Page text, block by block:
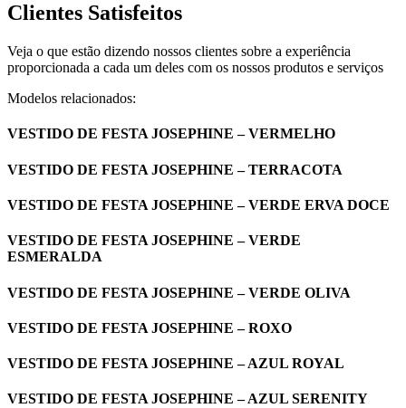
Clientes Satisfeitos
Veja o que estão dizendo nossos clientes sobre a experiência
proporcionada a cada um deles com os nossos produtos e serviços
Modelos relacionados:
VESTIDO DE FESTA JOSEPHINE – VERMELHO
VESTIDO DE FESTA JOSEPHINE – TERRACOTA
VESTIDO DE FESTA JOSEPHINE – VERDE ERVA DOCE
VESTIDO DE FESTA JOSEPHINE – VERDE
ESMERALDA
VESTIDO DE FESTA JOSEPHINE – VERDE OLIVA
VESTIDO DE FESTA JOSEPHINE – ROXO
VESTIDO DE FESTA JOSEPHINE – AZUL ROYAL
VESTIDO DE FESTA JOSEPHINE – AZUL SERENITY